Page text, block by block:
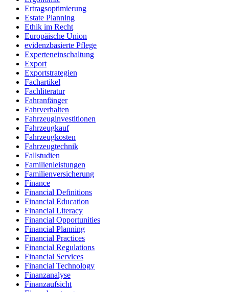
Ertragsoptimierung
Estate Planning
Ethik im Recht
Europäische Union
evidenzbasierte Pflege
Experteneinschaltung
Export
Exportstrategien
Fachartikel
Fachliteratur
Fahranfänger
Fahrverhalten
Fahrzeuginvestitionen
Fahrzeugkauf
Fahrzeugkosten
Fahrzeugtechnik
Fallstudien
Familienleistungen
Familienversicherung
Finance
Financial Definitions
Financial Education
Financial Literacy
Financial Opportunities
Financial Planning
Financial Practices
Financial Regulations
Financial Services
Financial Technology
Finanzanalyse
Finanzaufsicht